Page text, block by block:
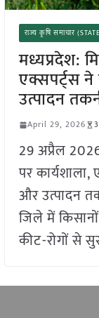
राज्य कृषि समाचार
मध्यप्रदेश:
एक्सपर्ट्स ने
उत्पादन
April 29, 2026
29 अप्रैल
पर
और उत्पादन
जिले में
कीट-रोगों से